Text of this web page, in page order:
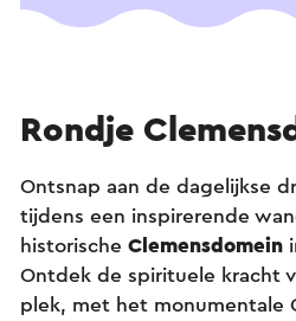
Rondje
Ontsnap aan de dagelijkse
tijdens een inspirerende
historische Clemensdomein
Ontdek de spirituele kracht
plek, met het monumentale